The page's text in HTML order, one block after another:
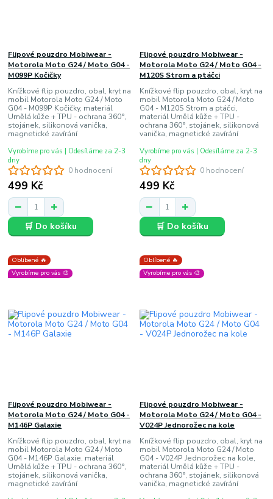
0 hodnocení
Flipové pouzdro Mobiwear -
Motorola Moto G24 / Moto G04 -
M099P Kočičky
Knížkové flip pouzdro, obal, kryt na
mobil Motorola Moto G24 / Moto
G04 - M099P Kočičky, materiál
Umělá kůže + TPU - ochrana 360°,
stojánek, silikonová vanička,
magnetické zavírání
499 Kč
Vyrobíme pro vás | Odesíláme za 2-3
dny
🛒 Do košíku
0 hodnocení
Flipové pouzdro Mobiwear -
Motorola Moto G24 / Moto G04 -
M120S Strom a ptáčci
Knížkové flip pouzdro, obal, kryt na
mobil Motorola Moto G24 / Moto
G04 - M120S Strom a ptáčci,
materiál Umělá kůže + TPU -
ochrana 360°, stojánek, silikonová
vanička, magnetické zavírání
499 Kč
Vyrobíme pro vás | Odesíláme za 2-3
dny
🛒 Do košíku
Oblíbené 🔥
Vyrobíme pro vás 🎨
Flipové pouzdro Mobiwear -
Motorola Moto G24 / Moto G04 -
M146P Galaxie
Knížkové flip pouzdro, obal, kryt na
mobil Motorola Moto G24 / Moto
G04 - M146P Galaxie, materiál
Umělá kůže + TPU - ochrana 360°,
stojánek, silikonová vanička,
magnetické zavírání
Oblíbené 🔥
Vyrobíme pro vás 🎨
Flipové pouzdro Mobiwear -
Motorola Moto G24 / Moto G04 -
V024P Jednorožec na kole
Knížkové flip pouzdro, obal, kryt na
mobil Motorola Moto G24 / Moto
G04 - V024P Jednorožec na kole,
materiál Umělá kůže + TPU -
ochrana 360°, stojánek, silikonová
vanička, magnetické zavírání